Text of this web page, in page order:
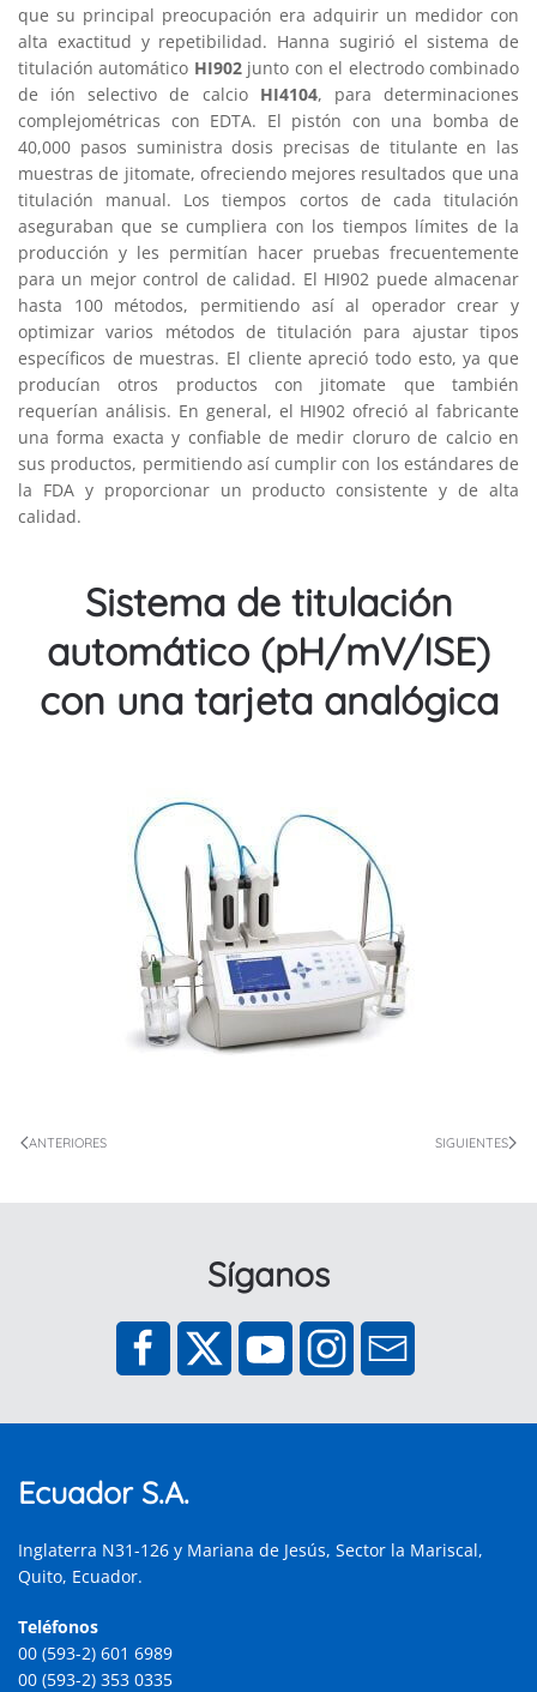
que su principal preocupación era adquirir un medidor con
alta exactitud y repetibilidad. Hanna sugirió el sistema de
titulación automático HI902junto con el electrodo combinado
de ión selectivo de calcio HI4104, para determinaciones
complejométricas con EDTA. El pistón con una bomba de
40,000 pasos suministra dosis precisas de titulante en las
muestras de jitomate, ofreciendo mejores resultados que una
titulación manual. Los tiempos cortos de cada titulación
aseguraban que se cumpliera con los tiempos límites de la
producción y les permitían hacer pruebas frecuentemente
para un mejor control de calidad. El HI902 puede almacenar
hasta 100 métodos, permitiendo así al operador crear y
optimizar varios métodos de titulación para ajustar tipos
específicos de muestras. El cliente apreció todo esto, ya que
producían otros productos con jitomate que también
requerían análisis. En general, el HI902 ofreció al fabricante
una forma exacta y confiable de medir cloruro de calcio en
sus productos, permitiendo así cumplir con los estándares de
la FDA y proporcionar un producto consistente y de alta
calidad.
Sistema de titulación
automático (pH/mV/ISE)
con una tarjeta analógica
ANTERIORES SIGUIENTES
Síganos
Ecuador S.A.
Inglaterra N31-126 y Mariana de Jesús, Sector la Mariscal,
Quito, Ecuador.
Teléfonos
00 (593-2) 601 6989
00 (593-2) 353 0335